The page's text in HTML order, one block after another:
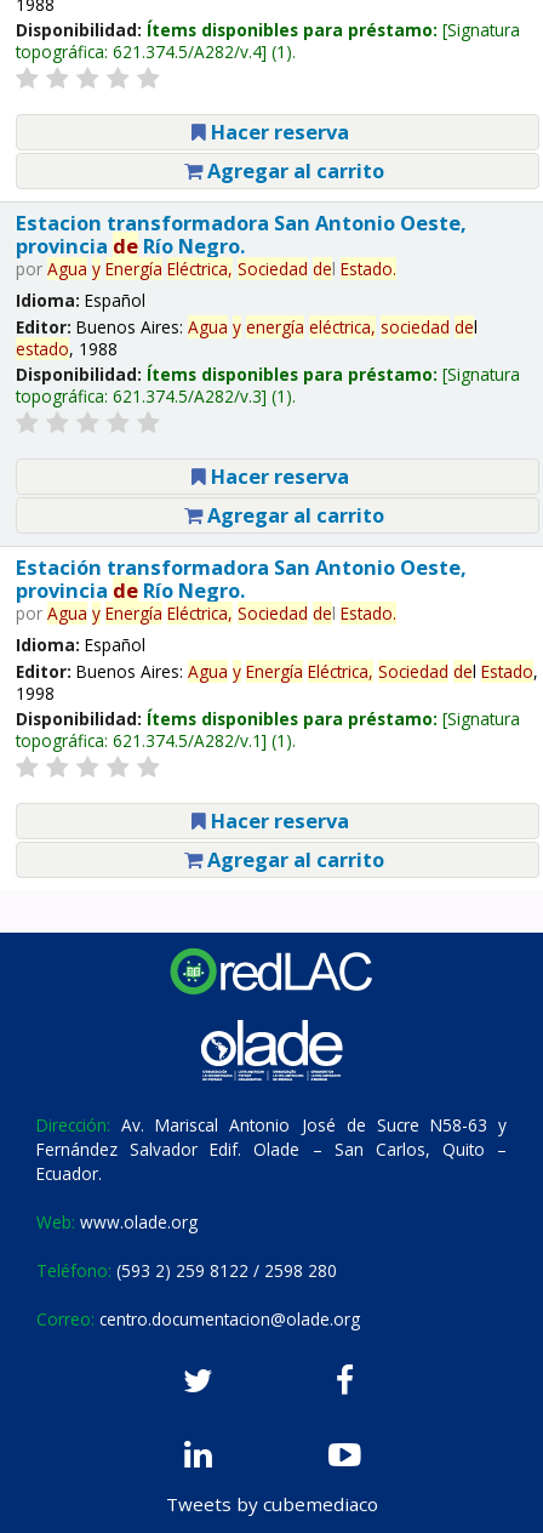
Disponibilidad: Ítems disponibles para préstamo: Signatura
topográfica: 621.374.5/A282/v.4 (1).
Hacer reserva
Agregar al carrito
Estacion transformadora San Antonio Oeste,
provincia deRío Negro.
por Agua y Energía Eléctrica, Sociedad del Estado.
Idioma: Español
Editor: Buenos Aires: Agua y energía eléctrica, sociedad del
estado, 1988
Disponibilidad: Ítems disponibles para préstamo: Signatura
topográfica: 621.374.5/A282/v.3 (1).
Hacer reserva
Agregar al carrito
Estación transformadora San Antonio Oeste,
provincia deRío Negro.
por Agua y Energía Eléctrica, Sociedad del Estado.
Idioma: Español
Editor: Buenos Aires: Agua y Energía Eléctrica, Sociedad del Estado,
1998
Disponibilidad: Ítems disponibles para préstamo: Signatura
topográfica: 621.374.5/A282/v.1 (1).
Hacer reserva
Agregar al carrito
Dirección: Av. Mariscal Antonio José de Sucre N58-63 y
Fernández Salvador Edif. Olade – San Carlos, Quito –
Ecuador.
Web: www.olade.org
Teléfono: (593 2) 259 8122 / 2598 280
Correo: centro.documentacion@olade.org
Tweets by cubemediaco